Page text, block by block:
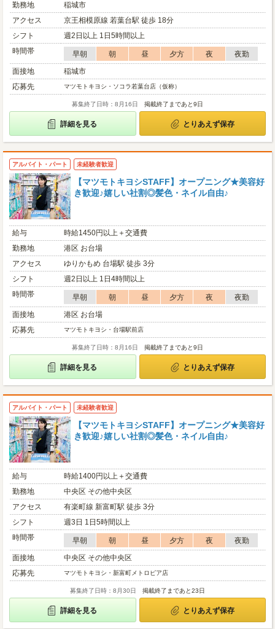
勤務地
稲城市
アクセス
京王相模原線 若葉台駅 徒歩 18分
シフト
週2日以上 1日5時間以上
時間帯
早朝 朝 昼 夕方 夜
夜勤
面接地
稲城市
応募先
マツモトキヨシ・ソコラ若葉台店（仮称）
募集終了日時：8月16日 掲載終了まであと9日
詳細を見る とりあえず保存
アルバイト・パート 未経験者歓迎
【マツモトキヨシSTAFF】オープニング★美容好
き歓迎♪嬉しい社割◎髪色・ネイル自由♪
給与
時給1450円以上＋交通費
勤務地
港区 お台場
アクセス
ゆりかもめ 台場駅 徒歩 3分
シフト
週2日以上 1日4時間以上
時間帯
早朝 朝 昼 夕方 夜
夜勤
面接地
港区 お台場
応募先
マツモトキヨシ・台場駅前店
募集終了日時：8月16日 掲載終了まであと9日
詳細を見る とりあえず保存
アルバイト・パート 未経験者歓迎
【マツモトキヨシSTAFF】オープニング★美容好
き歓迎♪嬉しい社割◎髪色・ネイル自由♪
給与
時給1400円以上＋交通費
勤務地
中央区 その他中央区
アクセス
有楽町線 新富町駅 徒歩 3分
シフト
週3日 1日5時間以上
時間帯
早朝 朝 昼 夕方 夜
夜勤
面接地
中央区 その他中央区
応募先
マツモトキヨシ・新富町メトロピア店
募集終了日時：8月30日 掲載終了まであと23日
詳細を見る とりあえず保存